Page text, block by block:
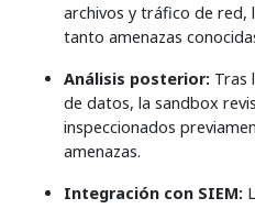
archivos y tráfico de
tanto amenazas
Análisis posterior: Tras
de datos, la sandbox
inspeccionados
amenazas.
Integración con SIEM: